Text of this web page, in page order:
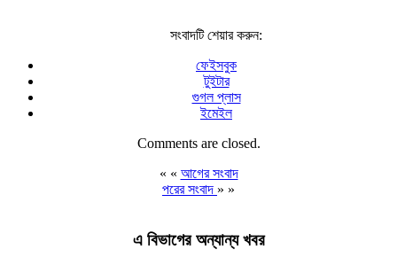
সংবাদটি শেয়ার করুন:
ফেইসবুক
টুইটার
গুগল প্লাস
ইমেইল
Comments are closed.
« « আগের সংবাদ
পরের সংবাদ » »
এ বিভাগের অন্যান্য খবর